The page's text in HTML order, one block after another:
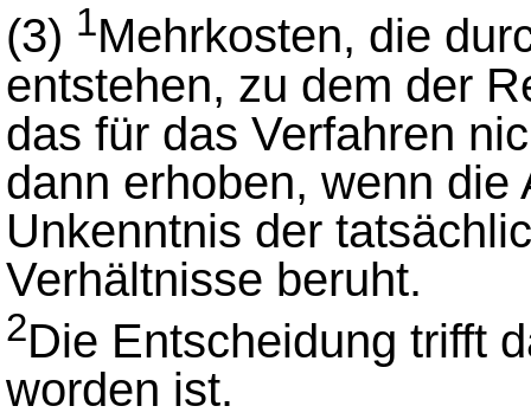
(3) 1Mehrkosten, die
entstehen, zu dem der
das für das Verfahren
dann erhoben, wenn
Unkenntnis der
Verhältnisse beruht.
2Die Entscheidung trifft
worden ist.